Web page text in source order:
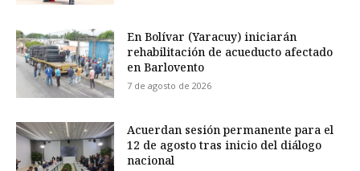
En Bolívar (Yaracuy) iniciarán
rehabilitación de acueducto afectado
en Barlovento
7 de agosto de 2026
Acuerdan sesión permanente para el
12 de agosto tras inicio del diálogo
nacional